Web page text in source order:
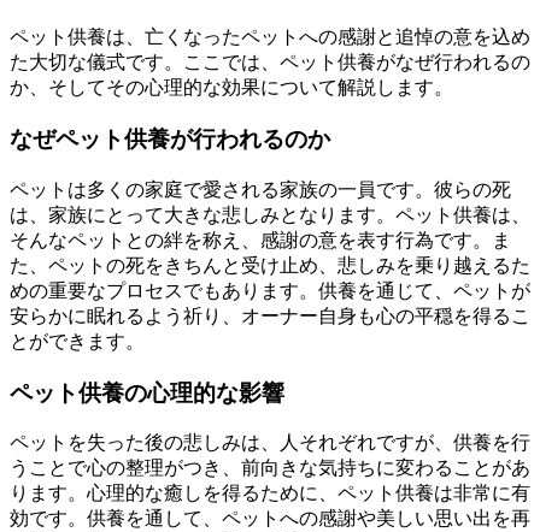
ペット供養は、亡くなったペットへの感謝と追悼の意を込め
た大切な儀式です。ここでは、ペット供養がなぜ行われるの
か、そしてその心理的な効果について解説します。
なぜペット供養が行われるのか
ペットは多くの家庭で愛される家族の一員です。彼らの死
は、家族にとって大きな悲しみとなります。ペット供養は、
そんなペットとの絆を称え、感謝の意を表す行為です。ま
た、ペットの死をきちんと受け止め、悲しみを乗り越えるた
めの重要なプロセスでもあります。供養を通じて、ペットが
安らかに眠れるよう祈り、オーナー自身も心の平穏を得るこ
とができます。
ペット供養の心理的な影響
ペットを失った後の悲しみは、人それぞれですが、供養を行
うことで心の整理がつき、前向きな気持ちに変わることがあ
ります。心理的な癒しを得るために、ペット供養は非常に有
効です。供養を通して、ペットへの感謝や美しい思い出を再